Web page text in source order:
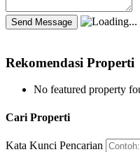
Rekomendasi Properti
No featured property
Cari Properti
Kata Kunci Pencarian